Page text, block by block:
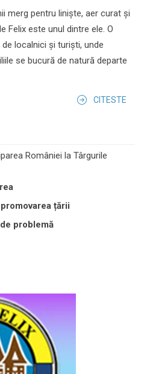
merg pentru liniște, aer curat și
Felix este unul dintre ele. O
localnici și turiști, unde
se bucură de natură departe
CITESTE
României la Târgurile
țării
problemă